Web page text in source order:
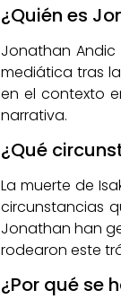
¿Quién es
Jonathan
mediática tras
en el contexto
narrativa.
¿Qué
La muerte de
circunstancias
Jonathan han
rodearon este
¿Por qué se